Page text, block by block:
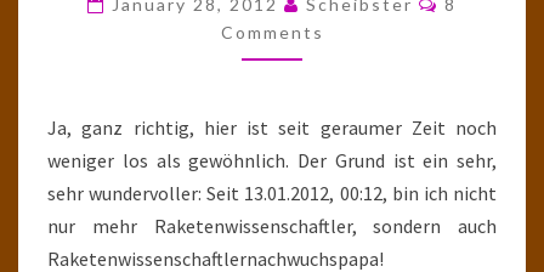
January 28, 2012 Scheibster
8
Comments
Ja, ganz richtig, hier ist seit geraumer Zeit noch
weniger los als gewöhnlich. Der Grund ist ein sehr,
sehr wundervoller: Seit 13.01.2012, 00:12, bin ich nicht
nur mehr Raketenwissenschaftler, sondern auch
Raketenwissenschaftlernachwuchspapa!